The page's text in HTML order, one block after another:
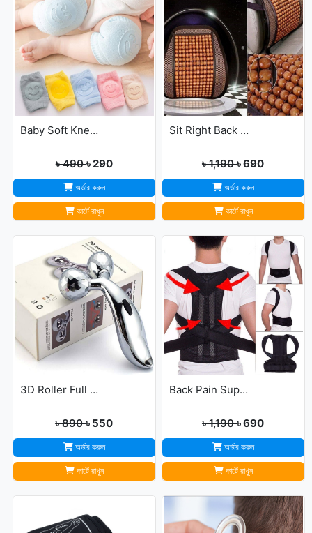
Baby Soft Knee Pads for Safety - Multicolor
৳ 490৳ 290
অর্ডার করুন
কার্টে রাখুন
Sit Right Back Support For Any Kind Of Chair High Quality
৳ 1,190৳ 690
অর্ডার করুন
কার্টে রাখুন
3D Roller Full Body Massager
৳ 890৳ 550
অর্ডার করুন
কার্টে রাখুন
Back Pain Support Belt For Men & Womens
৳ 1,190৳ 690
অর্ডার করুন
কার্টে রাখুন